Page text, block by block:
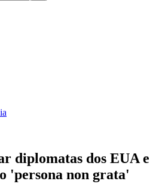
diplomatas dos EUA e
'persona non grata'